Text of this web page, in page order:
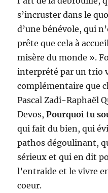
s’incruster dans le
d’une bénévole, qui
prête que cela à
misère du monde ».
interprété par un trio
complémentaire que
Pascal Zadi-Raphaël
Devos,Pourquoi tu
qui fait du bien, qui
pathos dégoulinant,
sérieux et qui en dit
l’entraide et le vivre
coeur.